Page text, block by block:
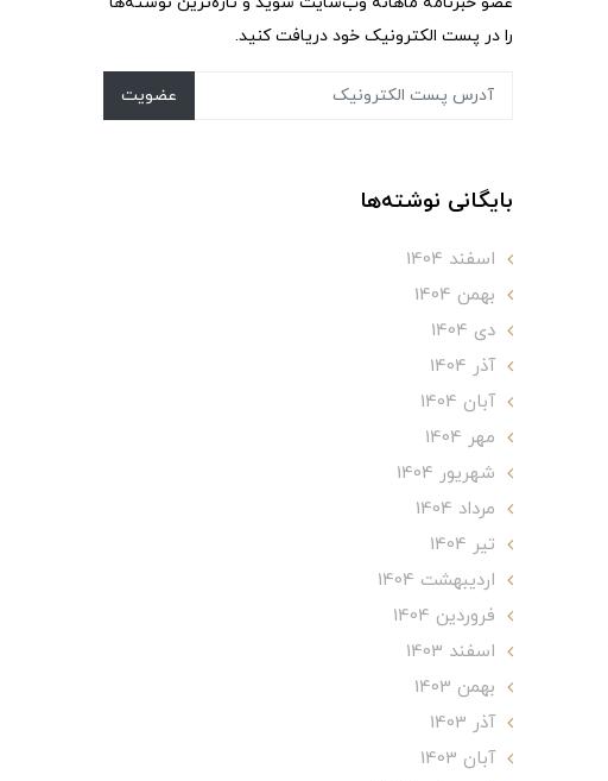
را در پست الکترونیک خود دریافت کنید.
عضویت
بایگانی نوشته‌ها
اسفند 1404
بهمن 1404
دی 1404
آذر 1404
آبان 1404
مهر 1404
شهریور 1404
مرداد 1404
تير 1404
ارديبهشت 1404
فروردین 1404
اسفند 1403
بهمن 1403
آذر 1403
آبان 1403